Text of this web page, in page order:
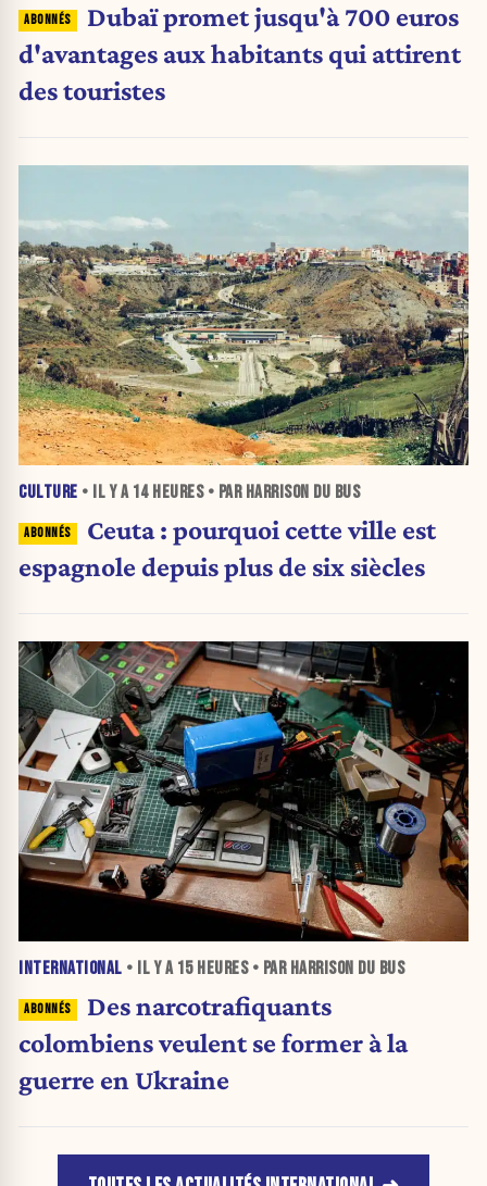
Dubaï promet jusqu'à 700 euros
d'avantages aux habitants qui attirent
des touristes
CULTURE • IL Y A 14 HEURES• PAR HARRISON DU BUS
Ceuta : pourquoi cette ville est
espagnole depuis plus de six siècles
INTERNATIONAL • IL Y A 15 HEURES• PAR HARRISON DU BUS
Des narcotrafiquants
colombiens veulent se former à la
guerre en Ukraine